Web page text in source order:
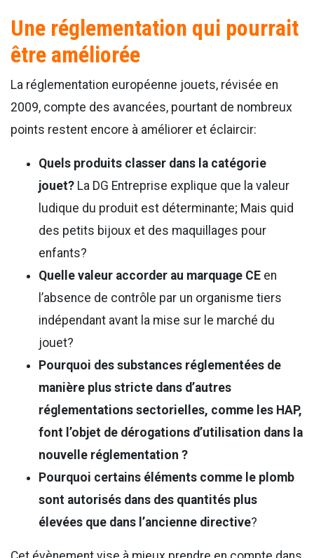
Une réglementation qui pourrait
être améliorée
La réglementation européenne jouets, révisée en
2009, compte des avancées, pourtant de nombreux
points restent encore à améliorer et éclaircir:
Quels produits classer dans la catégorie
jouet? La DG Entreprise explique que la valeur
ludique du produit est déterminante; Mais quid
des petits bijoux et des maquillages pour
enfants?
Quelle valeur accorder au marquage CE en
l’absence de contrôle par un organisme tiers
indépendant avant la mise sur le marché du
jouet?
Pourquoi des substances réglementées de
manière plus stricte dans d’autres
réglementations sectorielles, comme les HAP,
font l’objet de dérogations d’utilisation dans la
nouvelle réglementation ?
Pourquoi certains éléments comme le plomb
sont autorisés dans des quantités plus
élevées que dans l’ancienne directive?